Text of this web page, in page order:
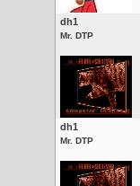
dh1
Mr. DTP
dh1
Mr. DTP